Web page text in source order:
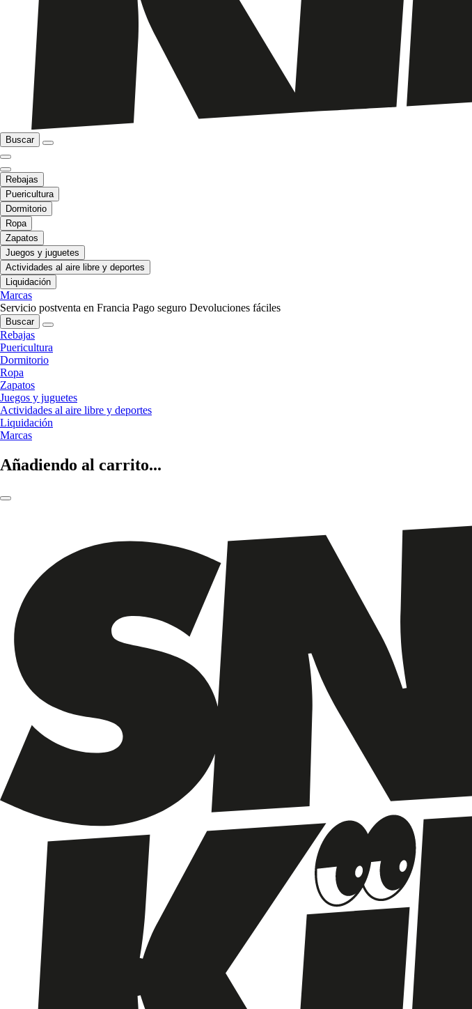
Buscar
Rebajas
Puericultura
Dormitorio
Ropa
Zapatos
Juegos y juguetes
Actividades al aire libre y deportes
Liquidación
Marcas
Servicio postventa en Francia Pago seguro Devoluciones fáciles
Buscar
Rebajas
Puericultura
Dormitorio
Ropa
Zapatos
Juegos y juguetes
Actividades al aire libre y deportes
Liquidación
Marcas
Añadiendo al carrito...